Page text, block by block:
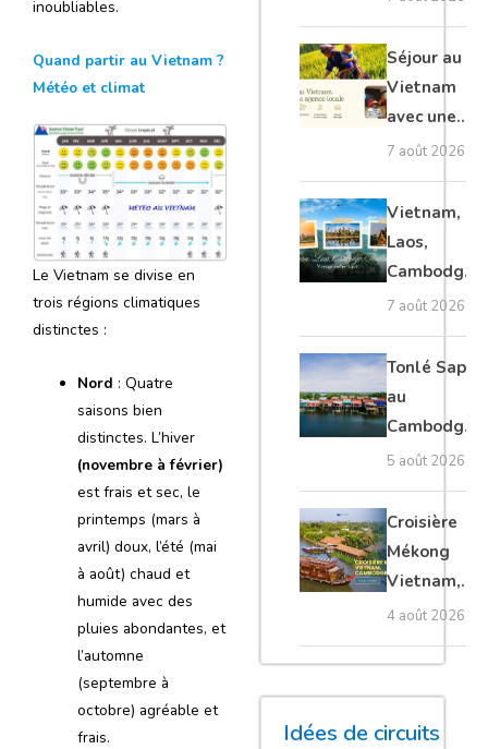
inoubliables.
Quand partir au Vietnam ?
Météo et climat
Le Vietnam se divise en
trois régions climatiques
distinctes :
Nord : Quatre
saisons bien
distinctes. L’hiver
(novembre à février)
est frais et sec, le
printemps (mars à
avril) doux, l’été (mai
à août) chaud et
humide avec des
pluies abondantes, et
l’automne
(septembre à
octobre) agréable et
frais.
voyage
authentique
Séjour au
Vietnam
avec une
agence
locale :
guide
complet
7 août 2026
Vietnam,
Laos,
Cambodge,
Thaïlande :
voyage
authentique
7 août 2026
Tonlé Sap
au
Cambodge :
villages
flottants,
meilleure
saison et
conseils
pour bien le
5 août 2026
Croisière
Mékong
Vietnam,
Cambodge
et Laos :
guide
complet
4 août 2026
Idées de circuits